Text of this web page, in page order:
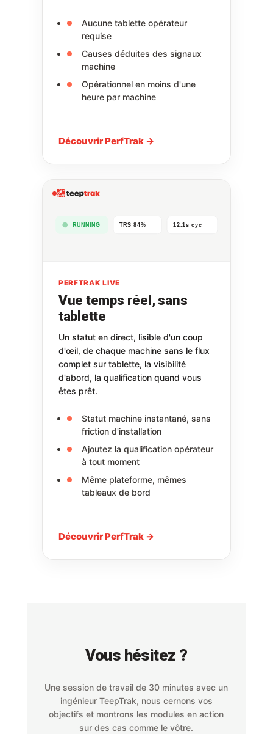
Aucune tablette opérateur
requise
Causes déduites des signaux
machine
Opérationnel en moins d'une
heure par machine
Découvrir PerfTrak →
RUNNING TRS 84% 12.1s cyc
PERFTRAK LIVE
Vue temps réel, sans
tablette
Un statut en direct, lisible d'un coup
d'œil, de chaque machine sans le flux
complet sur tablette, la visibilité
d'abord, la qualification quand vous
êtes prêt.
Statut machine instantané, sans
friction d'installation
Ajoutez la qualification opérateur
à tout moment
Même plateforme, mêmes
tableaux de bord
Découvrir PerfTrak →
Vous hésitez ?
Une session de travail de 30 minutes avec un
ingénieur TeepTrak, nous cernons vos
objectifs et montrons les modules en action
sur des cas comme le vôtre.